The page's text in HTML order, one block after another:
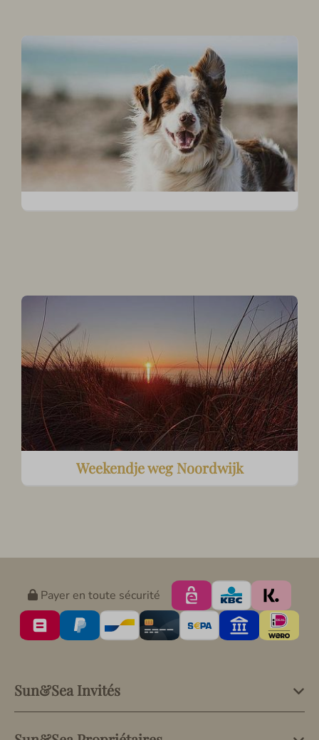
Weekendje weg Noordwijk
Payer en toute sécurité
Sun&Sea Invités